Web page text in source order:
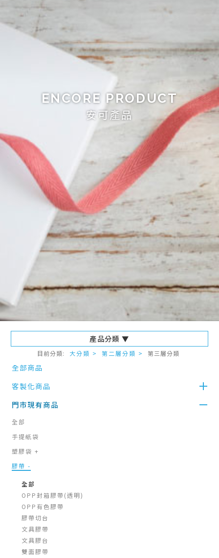
ENCORE PRODUCT
安可產品
產品分類 ▼
目前分類: 大分類 > 第二層分類 > 第三層分類
全部商品
客製化商品
門市現有商品
全部
手提紙袋
塑膠袋 +
膠帶 -
全部
OPP封箱膠帶(透明)
OPP有色膠帶
膠帶切台
文具膠帶
文具膠台
雙面膠帶